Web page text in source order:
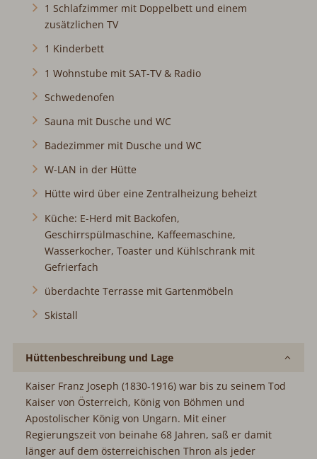
1 Schlafzimmer mit Doppelbett und einem
zusätzlichen TV
1 Kinderbett
1 Wohnstube mit SAT-TV & Radio
Schwedenofen
Sauna mit Dusche und WC
Badezimmer mit Dusche und WC
W-LAN in der Hütte
Hütte wird über eine Zentralheizung beheizt
Küche: E-Herd mit Backofen,
Geschirrspülmaschine, Kaffeemaschine,
Wasserkocher, Toaster und Kühlschrank mit
Gefrierfach
überdachte Terrasse mit Gartenmöbeln
Skistall
Hüttenbeschreibung und Lage
Kaiser Franz Joseph (1830-1916) war bis zu seinem Tod
Kaiser von Österreich, König von Böhmen und
Apostolischer König von Ungarn. Mit einer
Regierungszeit von beinahe 68 Jahren, saß er damit
länger auf dem österreichischen Thron als jeder